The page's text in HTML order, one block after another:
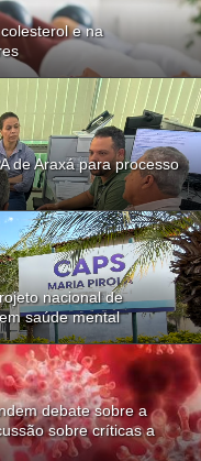
e na
de Araxá para processo
nacional de
saúde mental
debate sobre a
sobre críticas a